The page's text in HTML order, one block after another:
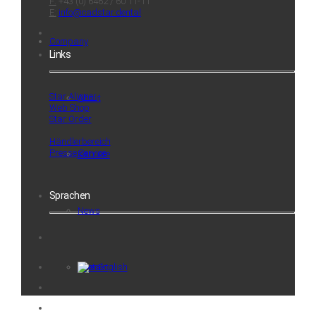
Company
About
Karriere
News
Kontakt
E: info@cadstar.dental
Links
Star Aligner
Web Shop
Star Order
Händlerbereich
Presse Service
Sprachen
English